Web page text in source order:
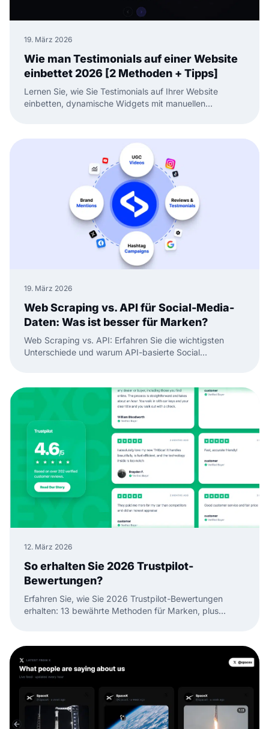
19. März 2026
Wie man Testimonials auf einer Website
einbettet 2026 [2 Methoden + Tipps]
Lernen Sie, wie Sie Testimonials auf Ihrer Website
einbetten, dynamische Widgets mit manuellen
19. März 2026
Web Scraping vs. API für Social-Media-
Daten: Was ist besser für Marken?
Web Scraping vs. API: Erfahren Sie die wichtigsten
Unterschiede und warum API-basierte Social
12. März 2026
So erhalten Sie 2026 Trustpilot-
Bewertungen?
Erfahren Sie, wie Sie 2026 Trustpilot-Bewertungen
erhalten: 13 bewährte Methoden für Marken, plus